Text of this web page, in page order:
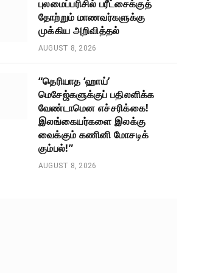
புலமைப்பரிசில் பரீட்சைக்குத்
தோற்றும் மாணவர்களுக்கு
முக்கிய அறிவித்தல்
AUGUST 8, 2026
“தெரியாத ‘ஹாய்’
மெசேஜ்களுக்குப் பதிலளிக்க
வேண்டாமென எச்சரிக்கை!
இலங்கையர்களை இலக்கு
வைக்கும் கணினி மோசடிக்
கும்பல்!”
AUGUST 8, 2026